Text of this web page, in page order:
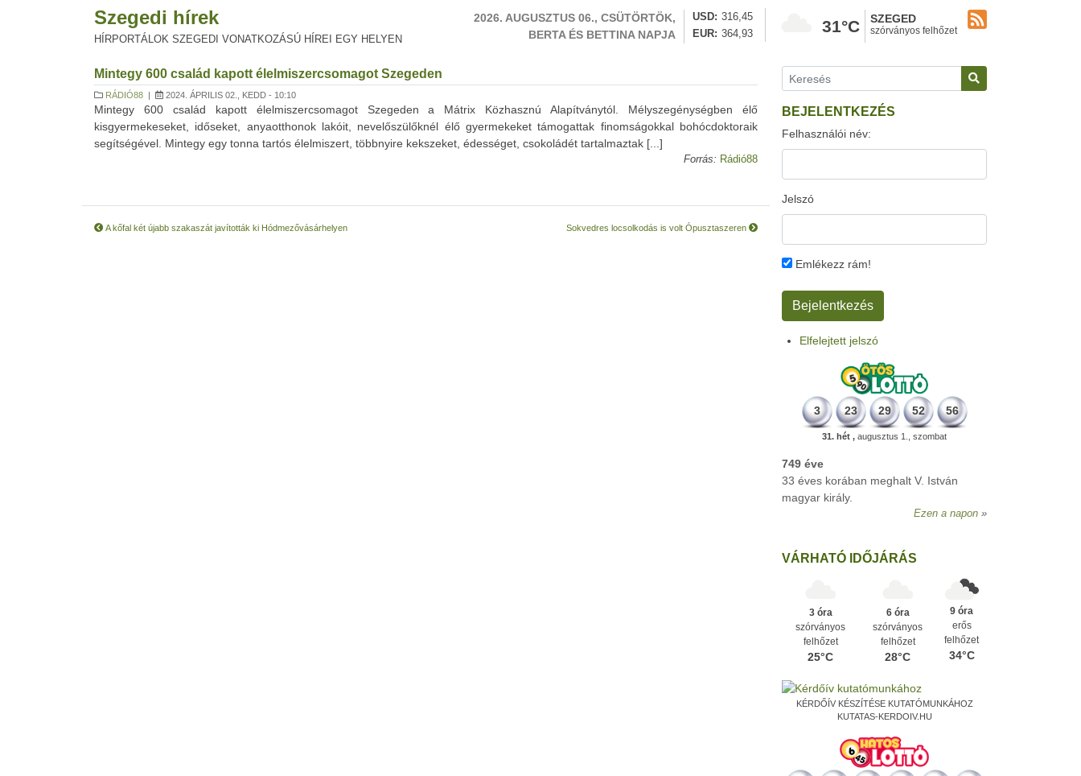
Szegedi hírek
HÍRPORTÁLOK SZEGEDI VONATKOZÁSÚ HÍREI EGY HELYEN
2026. AUGUSZTUS 06., CSÜTÖRTÖK,
BERTA ÉS BETTINA NAPJA
USD
316,45
EUR
364,93 31°C SZEGED
szórványos felhőzet
Mintegy 600 család kapott élelmiszercsomagot Szegeden
RÁDIÓ88 | 2024. ÁPRILIS 02., KEDD - 10:10
Mintegy 600 család kapott élelmiszercsomagot Szegeden a Mátrix Közhasznú Alapítványtól. Mélyszegénységben élő
kisgyermekeseket, időseket, anyaotthonok lakóit, nevelőszülőknél élő gyermekeket támogattak finomságokkal bohócdoktoraik
segítségével. Mintegy egy tonna tartós élelmiszert, többnyire kekszeket, édességet, csokoládét tartalmaztak [...]
Forrás: Rádió88
A kőfal két újabb szakaszát javították ki Hódmezővásárhelyen Sokvedres locsolkodás is volt Ópusztaszeren
BEJELENTKEZÉS
Felhasználói név:
Jelszó
Emlékezz rám!
Elfelejtett jelszó
3 23 29 52 56
31. hét , augusztus 1., szombat
749 éve
33 éves korában meghalt V. István
magyar király.
Ezen a napon
VÁRHATÓ IDŐJÁRÁS
3 óra
szórványos
felhőzet
25°C
6 óra
szórványos
felhőzet
28°C
9 óra
erős
felhőzet
34°C
KÉRDŐÍV KÉSZÍTÉSE KUTATÓMUNKÁHOZ
KUTATAS-KERDOIV.HU